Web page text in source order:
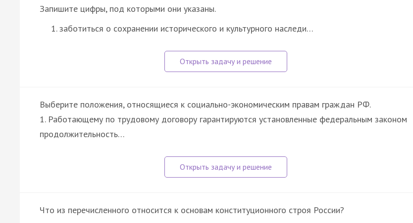
Запишите цифры, под которыми они указаны.
заботиться о сохранении исторического и культурного наследи…
Выберите положения, относящиеся к социально-экономическим правам граждан РФ.
1. Работающему по трудовому договору гарантируются установленные федеральным законом
продолжительность…
Что из перечисленного относится к основам конституционного строя России?